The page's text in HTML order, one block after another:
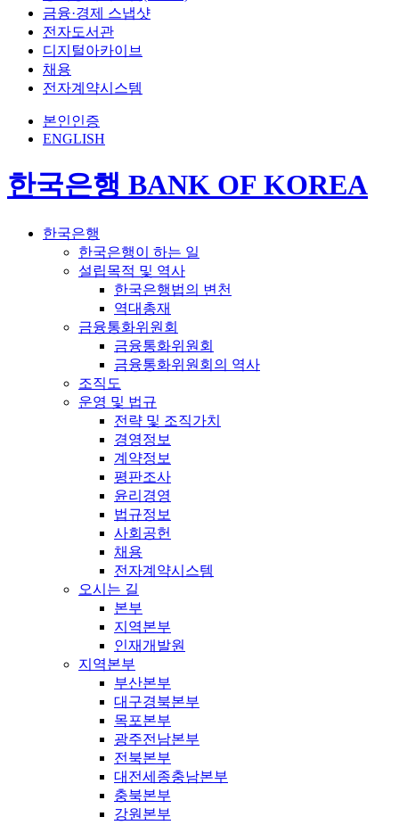
금융·경제 스냅샷
전자도서관
디지털아카이브
채용
전자계약시스템
본인인증
ENGLISH
한국은행 BANK OF KOREA
한국은행
한국은행이 하는 일
설립목적 및 역사
한국은행법의 변천
역대총재
금융통화위원회
금융통화위원회
금융통화위원회의 역사
조직도
운영 및 법규
전략 및 조직가치
경영정보
계약정보
평판조사
윤리경영
법규정보
사회공헌
채용
전자계약시스템
오시는 길
본부
지역본부
인재개발원
지역본부
부산본부
대구경북본부
목포본부
광주전남본부
전북본부
대전세종충남본부
충북본부
강원본부